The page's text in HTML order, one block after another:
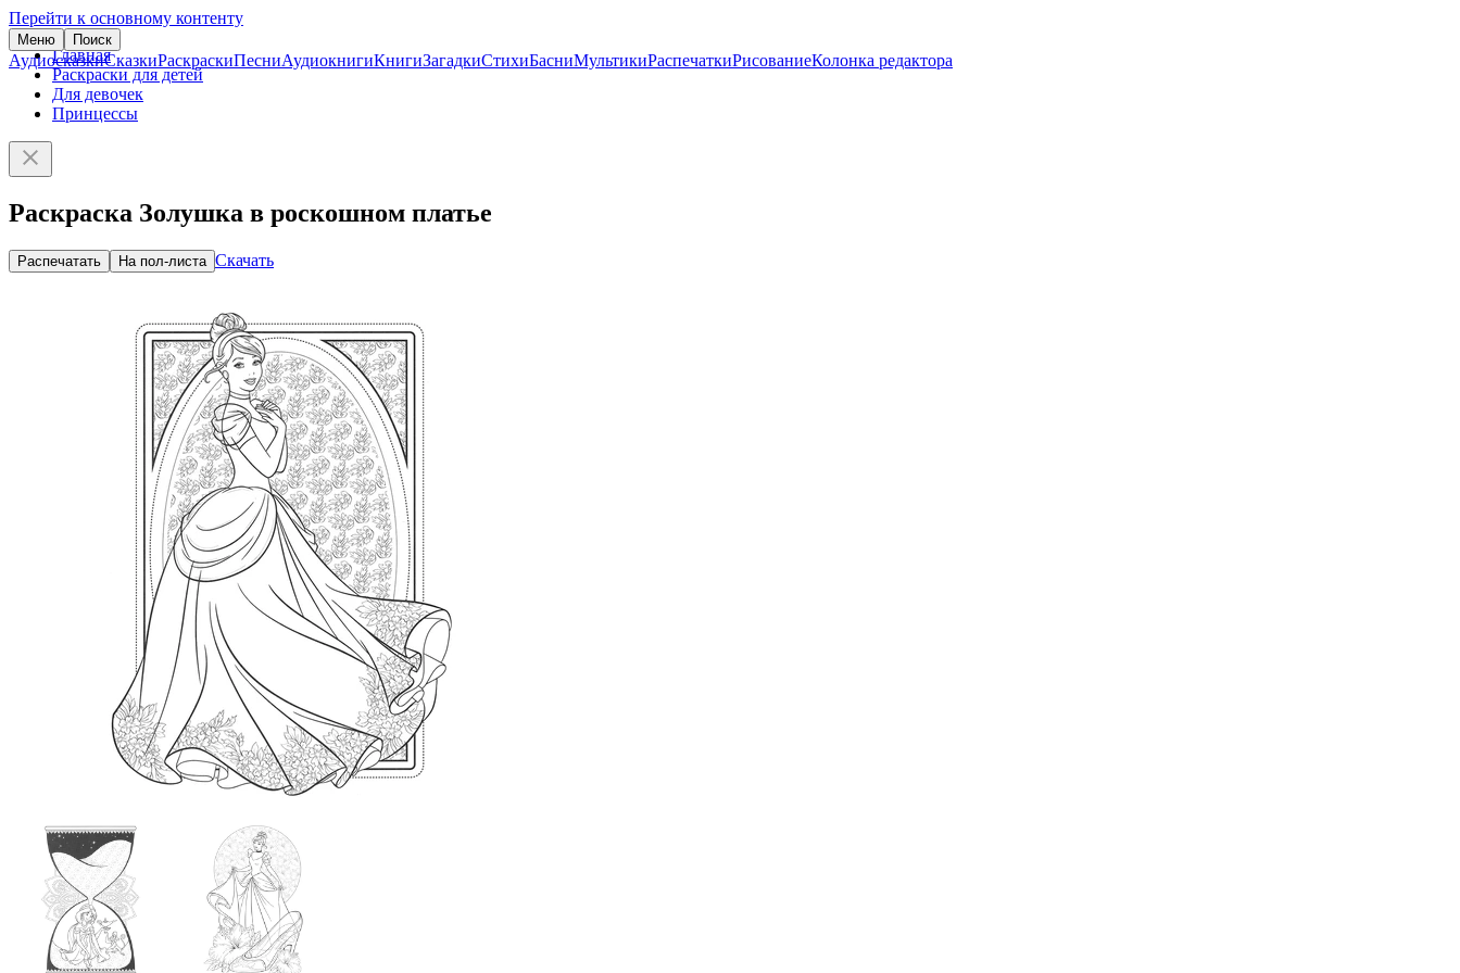
Перейти к основному контенту
Меню Поиск
АудиосказкиСказкиРаскраскиПесниАудиокнигиКнигиЗагадкиСтихиБасниМультикиРаспечаткиРисованиеКолонка редактора
Главная
Раскраски для детей
Для девочек
Принцессы
Раскраска Золушка в роскошном платье
Распечатать На пол-листа Скачать